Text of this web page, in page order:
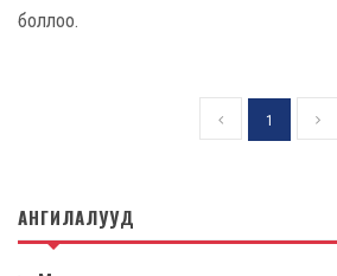
боллоо.
1
АНГИЛАЛУУД